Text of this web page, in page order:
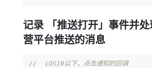
记录 「推送打开」事件并
营平台推送的消息
//  iOS10以下，点击通知的回调